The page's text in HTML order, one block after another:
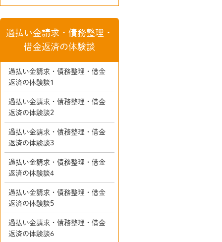
過払い金請求・債務整理・
借金返済の体験談
過払い金請求・債務整理・借金
返済の体験談1
過払い金請求・債務整理・借金
返済の体験談2
過払い金請求・債務整理・借金
返済の体験談3
過払い金請求・債務整理・借金
返済の体験談4
過払い金請求・債務整理・借金
返済の体験談5
過払い金請求・債務整理・借金
返済の体験談6